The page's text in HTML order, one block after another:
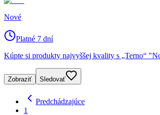
Nové
Platné 7 dní
Kúpte si produkty najvyššej kvality s „Terno“
Zobraziť Sledovať
Predchádzajúce
1